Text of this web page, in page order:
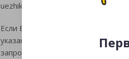
uezhik.ru в рабочее время через
Если Вы не получили
указанному трек-номеру,
запроса по электронной почте,